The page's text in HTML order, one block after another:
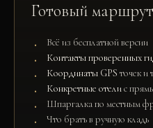
Готовый маршрут
Всё из бесплатной версии
Контакты проверенных
Координаты GPS точек и
Конкретные отелис
Шпаргалка по местным
Что брать в ручную кладь